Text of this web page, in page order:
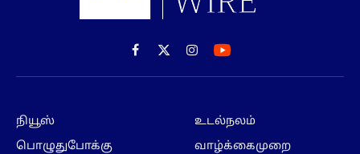
Facebook
X
(Twitter)
Instagram
நியூஸ்
பொழுதுபோக்கு
உடல்நலம்
வாழ்க்கைமுறை